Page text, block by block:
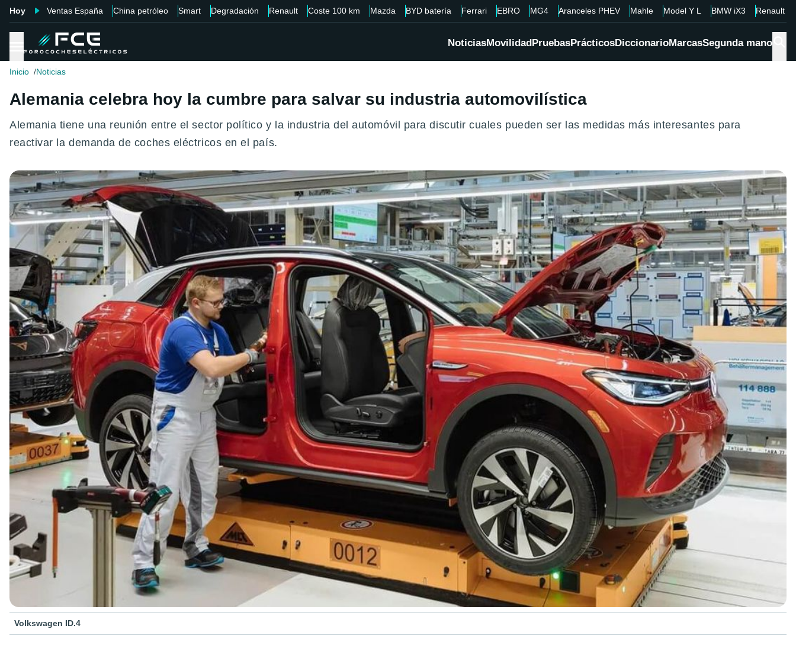
Hoy Ventas España China petróleo Smart Degradación Renault Coste 100 km Mazda BYD batería Ferrari EBRO MG4 Aranceles PHEV Mahle Model Y L BMW iX3 Renault
NoticiasMovilidadPruebasPrácticosDiccionarioMarcasSegunda mano
Inicio Noticias
Alemania celebra hoy la cumbre para salvar su industria automovilística
Alemania tiene una reunión entre el sector político y la industria del automóvil para discutir cuales pueden ser las medidas más interesantes para
reactivar la demanda de coches eléctricos en el país.
Volkswagen ID.4